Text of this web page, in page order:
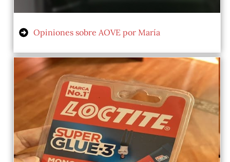
Opiniones sobre AOVE por María